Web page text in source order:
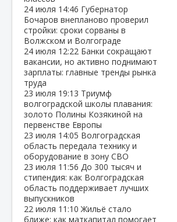
24 июля 14:46 Губернатор
Бочаров внепланово проверил
стройки: сроки сорваны в
Волжском и Волгограде
24 июля 12:22 Банки сокращают
вакансии, но активно поднимают
зарплаты: главные тренды рынка
труда
23 июля 19:13 Триумф
волгоградской школы плавания:
золото Полины Козякиной на
первенстве Европы
23 июля 14:05 Волгоградская
область передала технику и
оборудование в зону СВО
23 июля 11:56 До 300 тысяч и
стипендия: как Волгоградская
область поддерживает лучших
выпускников
22 июля 11:10Жильё стало
ближе: как маткапитал помогает